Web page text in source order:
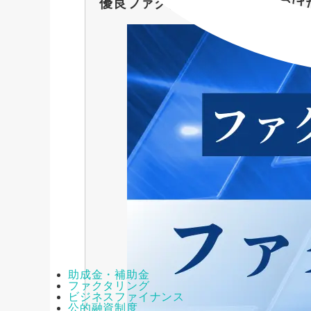
助成金・補助金
ファクタリング
ビジネスファイナンス
公的融資制度
優良ファクタリング会社を見つけ